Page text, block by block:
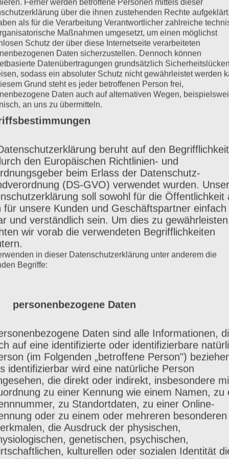
im zweiten
ein Fotoshooting bei
lassen. Schon Wochen/Monate vor
beobachtet – alle Fotos waren
gesehen und war fasziniert von den
ob sie mich so fotografieren
Sorge/Bedenken vor
zu dick bin, um schöne Fotos zu
Selbstwertgefühl noch mehr geknickt
Shooting am meisten
Art von Rebekka. Sie hat mir meine
Ferner werden betroffene Personen mittels dieser
über die ihnen zustehenden Rechte aufgeklärt.
als für die Verarbeitung Verantwortlicher zahlreiche
Maßnahmen umgesetzt, um einen möglichst
Schutz der über diese Internetseite verarbeiteten
Daten sicherzustellen. Dennoch können
Datenübertragungen grundsätzlich Sicherheitslücken
sodass ein absoluter Schutz nicht gewährleistet werden
Grund steht es jeder betroffenen Person frei,
Daten auch auf alternativen Wegen,
an uns zu übermitteln.
beruht auf den
den Europäischen Richtlinien- und
beim Erlass der Datenschutz-
(DS-GVO) verwendet wurden.
soll sowohl für die Öffentlichkeit
für unsere Kunden und Geschäftspartner einfach
und verständlich sein. Um dies zu
wir vorab die verwendeten Begrifflichkeiten
in dieser Datenschutzerklärung unter anderem die
Begriffe:
personenbezogene Daten
Daten sind alle Informationen,
auf eine identifizierte oder identifizierbare
(im Folgenden „betroffene Person")
identifizierbar wird eine natürliche Person
die direkt oder indirekt, insbesondere
zu einer Kennung wie einem Namen, zu
zu Standortdaten, zu einer Online-
oder zu einem oder mehreren besonderen
die Ausdruck der physischen,
genetischen, psychischen,
kulturellen oder sozialen Identität